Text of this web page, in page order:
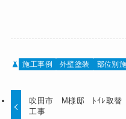
施工事例 外壁塗装 部位別
吹田市 M様邸 ﾄｲﾚ取替
工事